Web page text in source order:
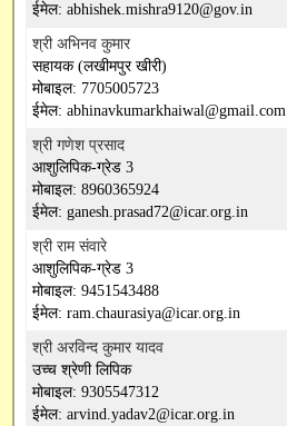
ईमेल: abhishek.mishra9120@gov.in
श्री अभिनव कुमार
सहायक (लखीमपुर खीरी)
मोबाइल: 7705005723
ईमेल: abhinavkumarkhaiwal@gmail.com
श्री गणेश प्रसाद
आशुलिपिक-ग्रेड 3
मोबाइल: 8960365924
ईमेल: ganesh.prasad72@icar.org.in
श्री राम संवारे
आशुलिपिक-ग्रेड 3
मोबाइल: 9451543488
ईमेल: ram.chaurasiya@icar.org.in
श्री अरविन्द कुमार यादव
उच्च श्रेणी लिपिक
मोबाइल: 9305547312
ईमेल: arvind.yadav2@icar.org.in